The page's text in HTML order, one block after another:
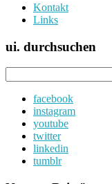
Kontakt
Links
ui. durchsuchen
nach:
facebook
instagram
youtube
twitter
linkedin
tumblr